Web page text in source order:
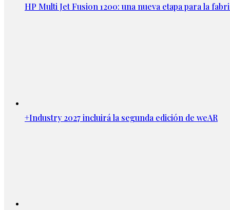
HP Multi Jet Fusion 1200: una nueva etapa para la
+Industry 2027 incluirá la segunda edición de weAR